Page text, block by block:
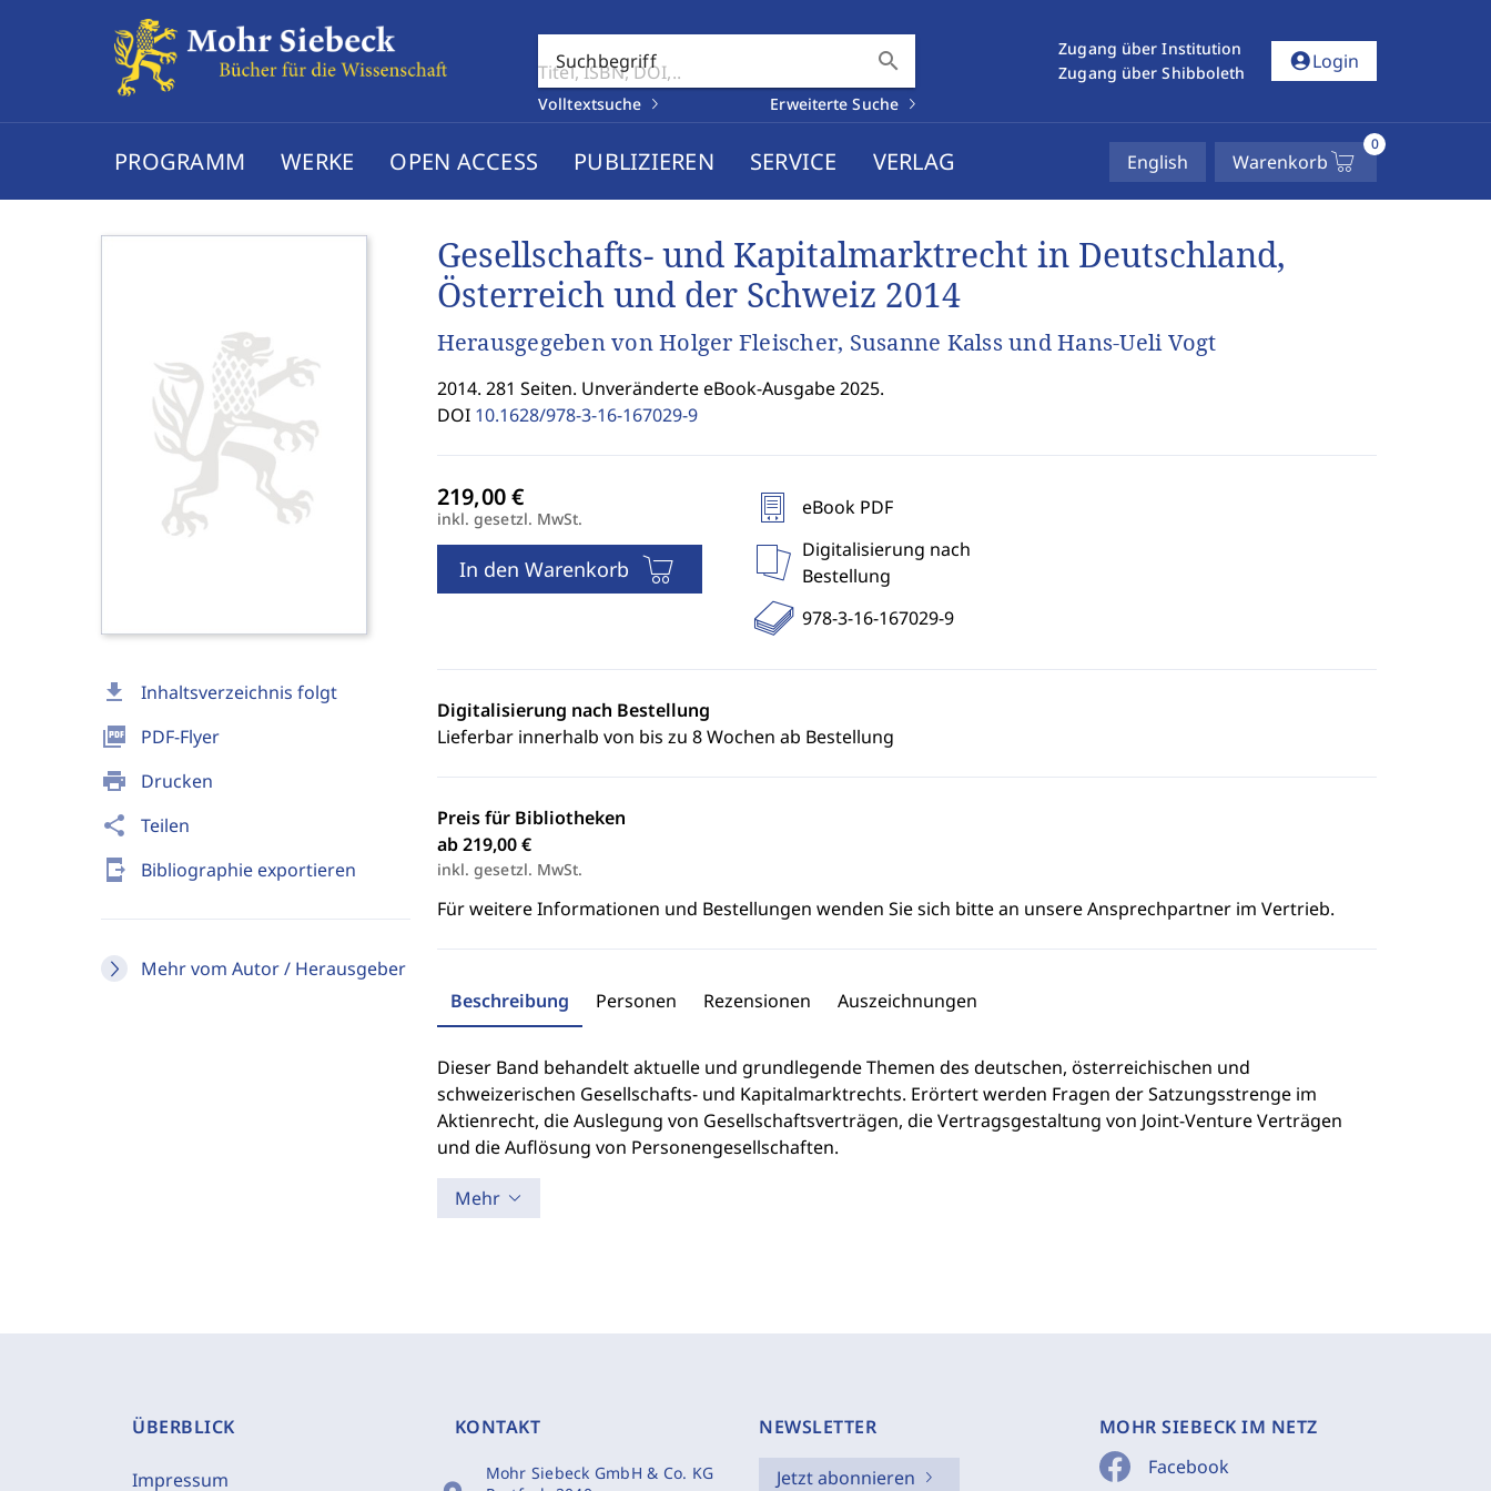
Suchbegriff search
Volltextsuche Erweiterte Suche
Zugang über Institution
Zugang über Shibboleth
account_circleLogin
PROGRAMM WERKE OPEN ACCESS PUBLIZIEREN SERVICE VERLAG English Warenkorb
0
download Inhaltsverzeichnis folgt
picture_as_pdf PDF-Flyer
print Drucken
share Teilen
send_to_mobile Bibliographie exportieren
Mehr vom Autor / Herausgeber
Gesellschafts- und Kapitalmarktrecht in Deutschland,
Österreich und der Schweiz 2014
Herausgegeben von Holger Fleischer, Susanne Kalss und Hans-Ueli Vogt
2014. 281 Seiten. Unveränderte eBook-Ausgabe 2025.
DOI 10.1628/978-3-16-167029-9
inkl. gesetzl. MwSt.
In den Warenkorb
eBook PDF
Digitalisierung nach
Bestellung
978-3-16-167029-9
Digitalisierung nach Bestellung
Lieferbar innerhalb von bis zu 8 Wochen ab Bestellung
Preis für Bibliotheken
ab 219,00 €
inkl. gesetzl. MwSt.
Für weitere Informationen und Bestellungen wenden Sie sich bitte an unsere Ansprechpartner im Vertrieb.
Beschreibung Personen Rezensionen Auszeichnungen
Dieser Band behandelt aktuelle und grundlegende Themen des deutschen, österreichischen und
schweizerischen Gesellschafts- und Kapitalmarktrechts. Erörtert werden Fragen der Satzungsstrenge im
Aktienrecht, die Auslegung von Gesellschaftsverträgen, die Vertragsgestaltung von Joint-Venture Verträgen
und die Auflösung von Personengesellschaften.
Mehr
ÜBERBLICK
Impressum
KONTAKT
Mohr Siebeck GmbH & Co. KG
NEWSLETTER
Jetzt abonnieren
MOHR SIEBECK IM NETZ
Facebook